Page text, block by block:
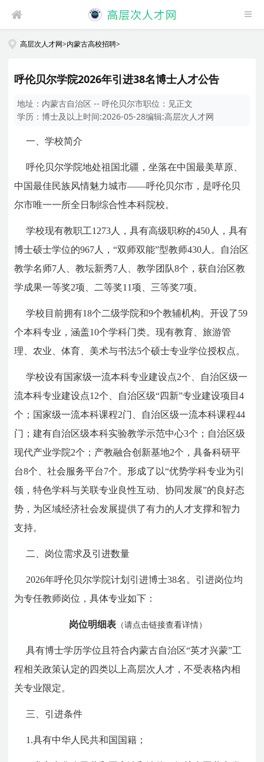
高层次人才网>内蒙古高校招聘>
呼伦贝尔学院2026年引进38名博士人才公告
地址： 内蒙古自治区 -- 呼伦贝尔市职位： 见正文
学历：博士及以上时间:2026-05-28编辑:高层次人才网
一、学校简介
呼伦贝尔学院地处祖国北疆，坐落在中国最美草原、
中国最佳民族风情魅力城市——呼伦贝尔市，是呼伦贝
尔市唯一一所全日制综合性本科院校。
学校现有教职工1273人，具有高级职称的450人，具有
博士硕士学位的967人，“双师双能”型教师430人。自治区
教学名师7人、教坛新秀7人、教学团队8个，获自治区教
学成果一等奖2项、二等奖11项、三等奖7项。
学校目前拥有18个二级学院和9个教辅机构。开设了59
个本科专业，涵盖10个学科门类。现有教育、旅游管
理、农业、体育、美术与书法5个硕士专业学位授权点。
学校设有国家级一流本科专业建设点2个、自治区级一
流本科专业建设点12个、自治区级“四新”专业建设项目4
个；国家级一流本科课程2门、自治区级一流本科课程44
门；建有自治区级本科实验教学示范中心3个；自治区级
现代产业学院2个；产教融合创新基地2个，具备科研平
台8个、社会服务平台7个。形成了以“优势学科专业为引
领，特色学科与关联专业良性互动、协同发展”的良好态
势，为区域经济社会发展提供了有力的人才支撑和智力
支持。
二、岗位需求及引进数量
2026年呼伦贝尔学院计划引进博士38名。引进岗位均
为专任教师岗位，具体专业如下：
岗位明细表 （请点击链接查看详情）
具有博士学历学位且符合内蒙古自治区“英才兴蒙”工
程相关政策认定的四类以上高层次人才，不受表格内相
关专业限定。
三、引进条件
1.具有中华人民共和国国籍；